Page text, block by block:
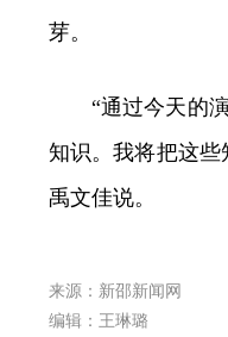
芽。
“通过今天的
知识。我将把这
禹文佳说。
来源：新邵新闻网
编辑：王琳璐